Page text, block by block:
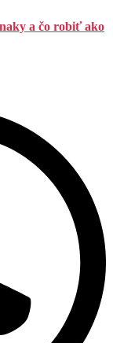
a čo robiť ako